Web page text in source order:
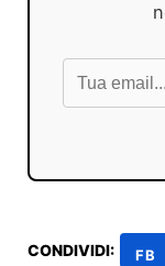
CONDIVIDI: FB